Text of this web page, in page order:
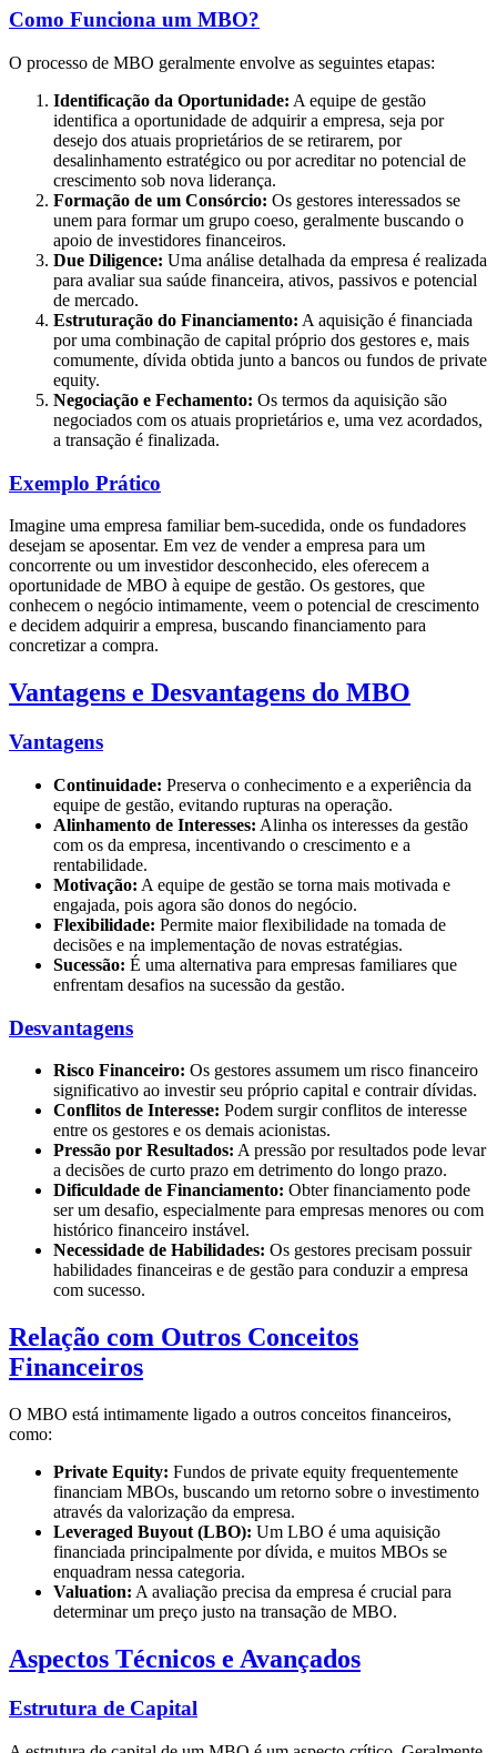
Como Funciona um MBO?
O processo de MBO geralmente envolve as seguintes etapas:
Identificação da Oportunidade: A equipe de gestão
identifica a oportunidade de adquirir a empresa, seja por
desejo dos atuais proprietários de se retirarem, por
desalinhamento estratégico ou por acreditar no potencial de
crescimento sob nova liderança.
Formação de um Consórcio: Os gestores interessados se
unem para formar um grupo coeso, geralmente buscando o
apoio de investidores financeiros.
Due Diligence: Uma análise detalhada da empresa é realizada
para avaliar sua saúde financeira, ativos, passivos e potencial
de mercado.
Estruturação do Financiamento: A aquisição é financiada
por uma combinação de capital próprio dos gestores e, mais
comumente, dívida obtida junto a bancos ou fundos de private
equity.
Negociação e Fechamento: Os termos da aquisição são
negociados com os atuais proprietários e, uma vez acordados,
a transação é finalizada.
Exemplo Prático
Imagine uma empresa familiar bem-sucedida, onde os fundadores
desejam se aposentar. Em vez de vender a empresa para um
concorrente ou um investidor desconhecido, eles oferecem a
oportunidade de MBO à equipe de gestão. Os gestores, que
conhecem o negócio intimamente, veem o potencial de crescimento
e decidem adquirir a empresa, buscando financiamento para
concretizar a compra.
Vantagens e Desvantagens do MBO
Vantagens
Continuidade: Preserva o conhecimento e a experiência da
equipe de gestão, evitando rupturas na operação.
Alinhamento de Interesses: Alinha os interesses da gestão
com os da empresa, incentivando o crescimento e a
rentabilidade.
Motivação: A equipe de gestão se torna mais motivada e
engajada, pois agora são donos do negócio.
Flexibilidade: Permite maior flexibilidade na tomada de
decisões e na implementação de novas estratégias.
Sucessão: É uma alternativa para empresas familiares que
enfrentam desafios na sucessão da gestão.
Desvantagens
Risco Financeiro: Os gestores assumem um risco financeiro
significativo ao investir seu próprio capital e contrair dívidas.
Conflitos de Interesse: Podem surgir conflitos de interesse
entre os gestores e os demais acionistas.
Pressão por Resultados: A pressão por resultados pode levar
a decisões de curto prazo em detrimento do longo prazo.
Dificuldade de Financiamento: Obter financiamento pode
ser um desafio, especialmente para empresas menores ou com
histórico financeiro instável.
Necessidade de Habilidades: Os gestores precisam possuir
habilidades financeiras e de gestão para conduzir a empresa
com sucesso.
Relação com Outros Conceitos
Financeiros
O MBO está intimamente ligado a outros conceitos financeiros,
como:
Private Equity: Fundos de private equity frequentemente
financiam MBOs, buscando um retorno sobre o investimento
através da valorização da empresa.
Leveraged Buyout (LBO): Um LBO é uma aquisição
financiada principalmente por dívida, e muitos MBOs se
enquadram nessa categoria.
Valuation: A avaliação precisa da empresa é crucial para
determinar um preço justo na transação de MBO.
Aspectos Técnicos e Avançados
Estrutura de Capital